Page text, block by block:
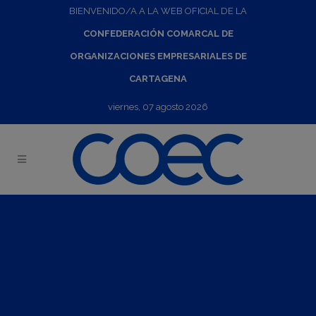
BIENVENIDO/A A LA WEB OFICIAL DE LA
CONFEDERACIÓN COMARCAL DE
ORGANIZACIONES EMPRESARIALES DE
CARTAGENA
viernes, 07 agosto 2026